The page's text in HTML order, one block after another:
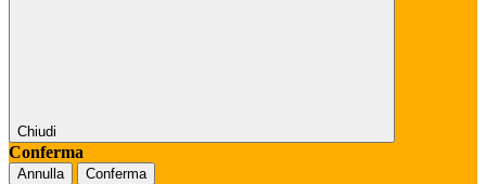
Chiudi
Conferma
Annulla Conferma